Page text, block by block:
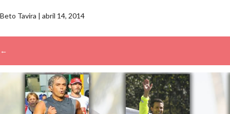
Beto Tavira | abril 14, 2014
←